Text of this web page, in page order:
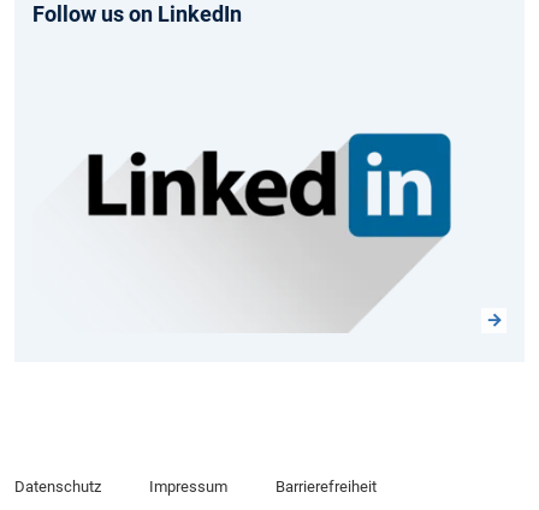
Follow us on LinkedIn
Datenschutz Impressum Barrierefreiheit